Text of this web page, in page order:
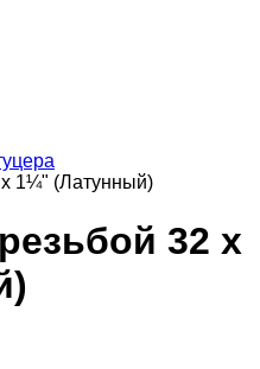
х 1¼" (Латунный)
32 х